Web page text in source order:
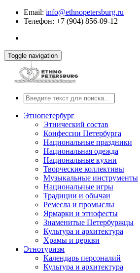
Email: info@ethnopetersburg.ru
Телефон: +7 (904) 856-09-12
Toggle navigation
Этнопетербург
Этнический состав
Конфессии Петербурга
Национальные праздники
Национальная одежда
Национальные кухни
Творческие коллективы
Музыкальные инструменты
Национальные игры
Традиции и обычаи
Ремесла и промыслы
Ярмарки и этнофесты
Знаменитые Петербуржцы
Культура и архитектура
Храмы и церкви
Этнотуризм
Календарь персоналий
Культура и архитектура